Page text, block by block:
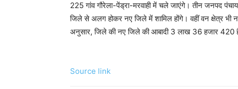
225 गांव गौरेला-पेंड्रा-मरवाही में चले जाएंगे। तीन जनपद
जिले से अलग होकर नए जिले में शामिल होंगे। वहीं वन क्षेत्र भी
अनुसार, जिले की नए जिले की आबादी 3 लाख 36 हजार 420
Source link